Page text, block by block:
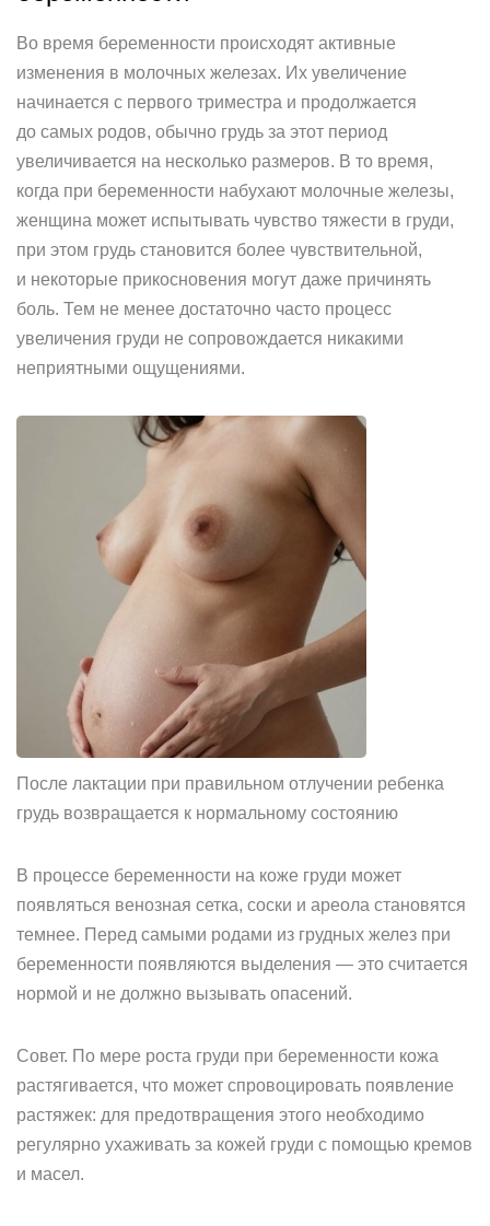
Во время беременности происходят активные
изменения в молочных железах. Их увеличение
начинается с первого триместра и продолжается
до самых родов, обычно грудь за этот период
увеличивается на несколько размеров. В то время,
когда при беременности набухают молочные железы,
женщина может испытывать чувство тяжести в груди,
при этом грудь становится более чувствительной,
и некоторые прикосновения могут даже причинять
боль. Тем не менее достаточно часто процесс
увеличения груди не сопровождается никакими
неприятными ощущениями.
После лактации при правильном отлучении ребенка
грудь возвращается к нормальному состоянию
В процессе беременности на коже груди может
появляться венозная сетка, соски и ареола становятся
темнее. Перед самыми родами из грудных желез при
беременности появляются выделения — это считается
нормой и не должно вызывать опасений.
Совет. По мере роста груди при беременности кожа
растягивается, что может спровоцировать появление
растяжек: для предотвращения этого необходимо
регулярно ухаживать за кожей груди с помощью кремов
и масел.